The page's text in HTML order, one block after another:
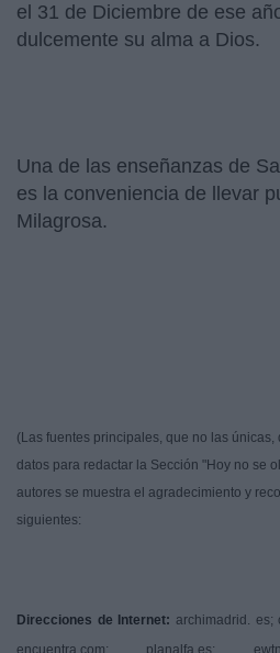
el 31 de Diciembre de ese
dulcemente su alma a Dios.
Una de las enseñanzas de
es la conveniencia de llevar
Milagrosa.
(Las fuentes principales, que no las
datos para redactar la Sección "Hoy no se
autores se muestra el agradecimiento y
siguientes:
Direcciones de Internet: archimadrid. es;
encuentra.com; planalfa.es;